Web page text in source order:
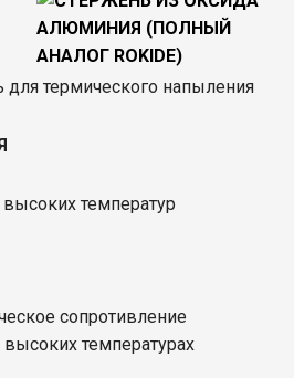
термического напыления
температур
сопротивление
температурах